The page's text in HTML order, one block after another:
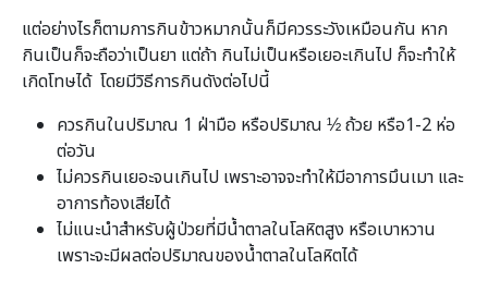
แต่อย่างไรก็ตามการกินข้าวหมากนั้นก็มีควรระวังเหมือนกัน หาก
กินเป็นก็จะถือว่าเป็นยา แต่ถ้า กินไม่เป็นหรือเยอะเกินไป ก็จะทำให้
เกิดโทษได้ โดยมีวิธีการกินดังต่อไปนี้
ควรกินในปริมาณ 1 ฝ่ามือ หรือปริมาณ ½ ถ้วย หรือ1-2 ห่อ
ต่อวัน
ไม่ควรกินเยอะจนเกินไป เพราะอาจจะทำให้มีอาการมึนเมา และ
อาการท้องเสียได้
ไม่แนะนำสำหรับผู้ป่วยที่มีน้ำตาลในโลหิตสูง หรือเบาหวาน
เพราะจะมีผลต่อปริมาณของน้ำตาลในโลหิตได้